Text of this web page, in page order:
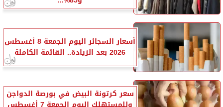
أسعار السجائر اليوم الجمعة 8 أغسطس
2026 بعد الزيادة.. القائمة الكاملة
سعر كرتونة البيض في بورصة الدواجن